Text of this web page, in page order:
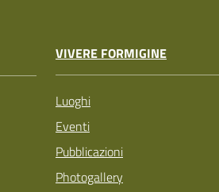
VIVERE FORMIGINE
Luoghi
Eventi
Pubblicazioni
Photogallery